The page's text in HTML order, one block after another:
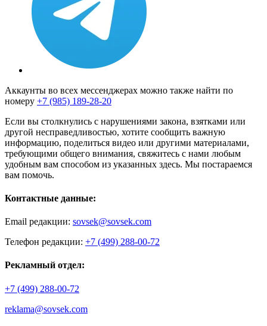
Аккаунты во всех мессенджерах можно также найти по
номеру +7 (985) 189-28-20
Если вы столкнулись с нарушениями закона, взятками или
другой несправедливостью, хотите сообщить важную
информацию, поделиться видео или другими материалами,
требующими общего внимания, свяжитесь с нами любым
удобным вам способом из указанных здесь. Мы постараемся
вам помочь.
Контактные данные:
Email редакции: sovsek@sovsek.com
Телефон редакции: +7 (499) 288-00-72
Рекламный отдел:
+7 (499) 288-00-72
reklama@sovsek.com